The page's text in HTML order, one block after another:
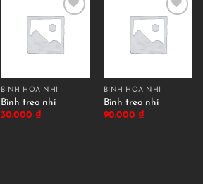
BÌNH HOA NHÍ
Bình treo nhí
30.000 ₫
BÌNH HOA NHÍ
Bình treo nhí
90.000 ₫